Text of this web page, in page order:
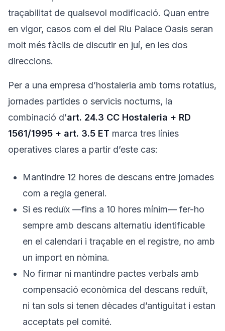
traçabilitat de qualsevol modificació. Quan entre
en vigor, casos com el del Riu Palace Oasis seran
molt més fàcils de discutir en juí, en les dos
direccions.
Per a una empresa d’hostaleria amb torns rotatius,
jornades partides o servicis nocturns, la
combinació d’art. 24.3 CC Hostaleria + RD
1561/1995 + art. 3.5 ET marca tres línies
operatives clares a partir d’este cas:
Mantindre 12 hores de descans entre jornades
com a regla general.
Si es reduïx —fins a 10 hores mínim— fer-ho
sempre amb descans alternatiu identificable
en el calendari i traçable en el registre, no amb
un import en nòmina.
No firmar ni mantindre pactes verbals amb
compensació econòmica del descans reduït,
ni tan sols si tenen dècades d’antiguitat i estan
acceptats pel comité.